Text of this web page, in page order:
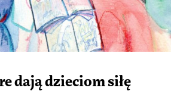
dają dzieciom siłę